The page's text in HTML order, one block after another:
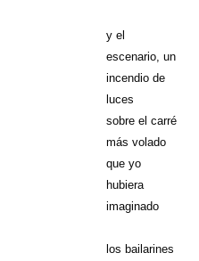
y el
escenario, un
incendio de
luces
sobre el carré
más volado
que yo
hubiera
imaginado
los bailarines